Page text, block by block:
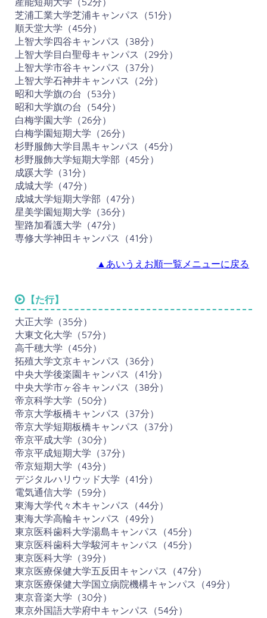
芝浦工業大学芝浦キャンパス（51分）
順天堂大学（45分）
上智大学四谷キャンパス（38分）
上智大学目白聖母キャンパス（29分）
上智大学市谷キャンパス（37分）
上智大学石神井キャンパス（2分）
昭和大学旗の台（53分）
昭和大学旗の台（54分）
白梅学園大学（26分）
白梅学園短期大学（26分）
杉野服飾大学目黒キャンパス（45分）
杉野服飾大学短期大学部（45分）
成蹊大学（31分）
成城大学（47分）
成城大学短期大学部（47分）
星美学園短期大学（36分）
聖路加看護大学（47分）
専修大学神田キャンパス（41分）
▲あいうえお順一覧メニューに戻る
【た行】
大正大学（35分）
大東文化大学（57分）
高千穂大学（45分）
拓殖大学文京キャンパス（36分）
中央大学後楽園キャンパス（41分）
中央大学市ヶ谷キャンパス（38分）
帝京科学大学（50分）
帝京大学板橋キャンパス（37分）
帝京大学短期板橋キャンパス（37分）
帝京平成大学（30分）
帝京平成短期大学（37分）
帝京短期大学（43分）
デジタルハリウッド大学（41分）
電気通信大学（59分）
東海大学代々木キャンパス（44分）
東海大学高輪キャンパス（49分）
東京医科歯科大学湯島キャンパス（45分）
東京医科歯科大学駿河キャンパス（45分）
東京医科大学（39分）
東京医療保健大学五反田キャンパス（47分）
東京医療保健大学国立病院機構キャンパス（49分）
東京音楽大学（30分）
東京外国語大学府中キャンパス（54分）